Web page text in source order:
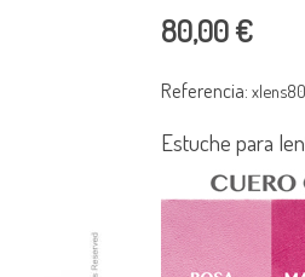
80,00 €
Referencia:
Estuche para